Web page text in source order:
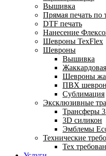
Вышивка
Прямая печать по
DTF печать
Нанесение
Шевроны TexFlex
Шевроны
Вышивка
Шевроны
ПВХ
Сублимация
Эксклюзивные
Трансферы
3D силикон
Эмблемы
Технические
Тех